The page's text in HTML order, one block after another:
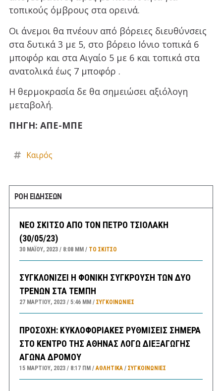
τοπικούς όμβρους στα ορεινά.
Οι άνεμοι θα πνέουν από βόρειες διευθύνσεις
στα δυτικά 3 με 5, στο βόρειο Ιόνιο τοπικά 6
μποφόρ και στα Αιγαίο 5 με 6 και τοπικά στα
ανατολικά έως 7 μποφόρ .
Η θερμοκρασία δε θα σημειώσει αξιόλογη
μεταβολή.
ΠΗΓΗ: ΑΠΕ-ΜΠΕ
Καιρός
ΡΟΗ ΕΙΔΗΣΕΩΝ
ΝΕΟ ΣΚΙΤΣΟ ΑΠΟ ΤΟΝ ΠΕΤΡΟ ΤΣΙΟΛΑΚΗ
(30/05/23)
30 ΜΑΪ́ΟΥ, 2023 8:08 ΜΜ ΤΟ ΣΚΊΤΣΟ
ΣΥΓΚΛΟΝΙΖΕΙ Η ΦΟΝΙΚΗ ΣΥΓΚΡΟΥΣΗ ΤΩΝ ΔΥΟ
ΤΡΕΝΩΝ ΣΤΑ ΤΕΜΠΗ
27 ΜΑΡΤΊΟΥ, 2023 5:46 ΜΜ ΣΥΓΚΟΙΝΩΝΊΕΣ
ΠΡΟΣΟΧΗ: ΚΥΚΛΟΦΟΡΙΑΚΕΣ ΡΥΘΜΙΣΕΙΣ ΣΗΜΕΡΑ
ΣΤΟ ΚΕΝΤΡΟ ΤΗΣ ΑΘΗΝΑΣ ΛΟΓΩ ΔΙΕΞΑΓΩΓΗΣ
ΑΓΩΝΑ ΔΡΟΜΟΥ
15 ΜΑΡΤΊΟΥ, 2023 8:17 ΠΜ ΑΘΛΗΤΙΚΑ/ ΣΥΓΚΟΙΝΩΝΊΕΣ